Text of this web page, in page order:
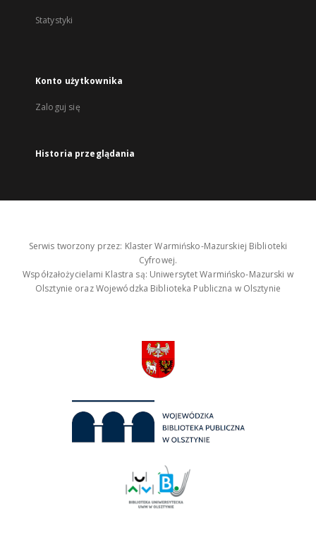
Statystyki
Konto użytkownika
Zaloguj się
Historia przeglądania
Serwis tworzony przez: Klaster Warmińsko-Mazurskiej Biblioteki
Cyfrowej.
Współzałożycielami Klastra są: Uniwersytet Warmińsko-Mazurski w
Olsztynie oraz Wojewódzka Biblioteka Publiczna w Olsztynie